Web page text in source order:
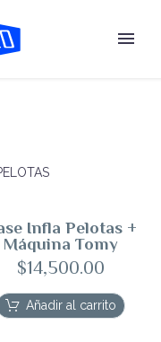
Infla Pelotas +
Máquina Tomy
$14,500.00
Añadir al carrito